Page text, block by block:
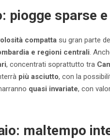
piogge sparse
compatta su gran parte
e regioni centrali.
, concentrati soprattutto tra
più asciutto, con la
quasi invariate, con
maltempo